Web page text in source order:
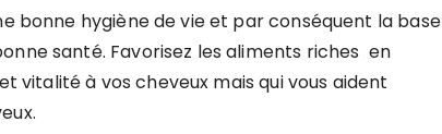
bonne hygiène de vie et par conséquent la base
santé. Favorisez les aliments riches en
vitalité à vos cheveux mais qui vous aident